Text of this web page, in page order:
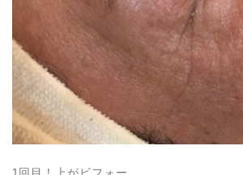
1回目！上がビフォー